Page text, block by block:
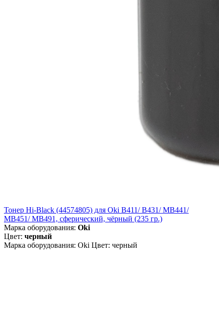
Тонер Hi-Black (44574805) для Oki B411/ B431/ MB441/
MB451/ MB491, сферический, чёрный (235 гр.)
Марка оборудования: Oki
Цвет: черный
Марка оборудования: Oki Цвет: черный